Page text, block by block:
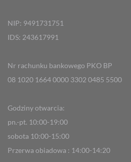
NIP: 9491731751
IDS: 243617991
Nr rachunku bankowego PKO BP
08 1020 1664 0000 3302 0485 5500
Godziny otwarcia:
pn.-pt. 10:00-19:00
sobota 10:00-15:00
Przerwa obiadowa : 14:00-14:20